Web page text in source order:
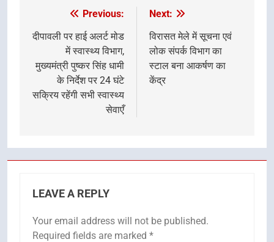
navigation
Previous:
दीपावली पर हाई अलर्ट मोड
में स्वास्थ्य विभाग,
मुख्यमंत्री पुष्कर सिंह धामी
के निर्देश पर 24 घंटे
सक्रिय रहेंगी सभी स्वास्थ्य
सेवाएँ
Next:
विरासत मेले में सूचना एवं
लोक संपर्क विभाग का
स्टाल बना आकर्षण का
केंद्र
LEAVE A REPLY
Your email address will not be published.
Required fields are marked *